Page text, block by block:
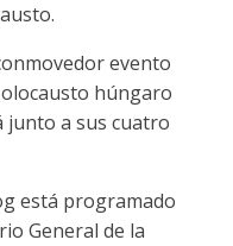
evento
húngaro
junto a sus cuatro
está programado
General de la